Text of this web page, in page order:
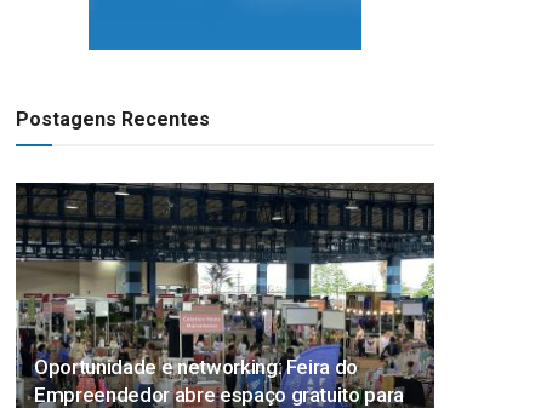
Postagens Recentes
Oportunidade e networking: Feira do
Empreendedor abre espaço gratuito para